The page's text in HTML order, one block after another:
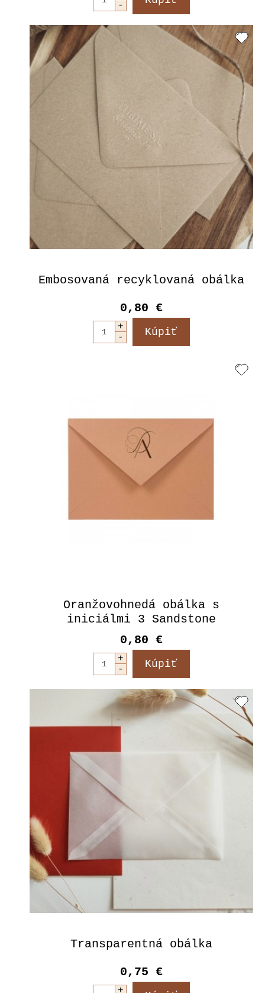
Embosovaná recyklovaná obálka
0,80 €
Oranžovohnedá obálka s
iniciálmi 3 Sandstone
0,80 €
Transparentná obálka
0,75 €